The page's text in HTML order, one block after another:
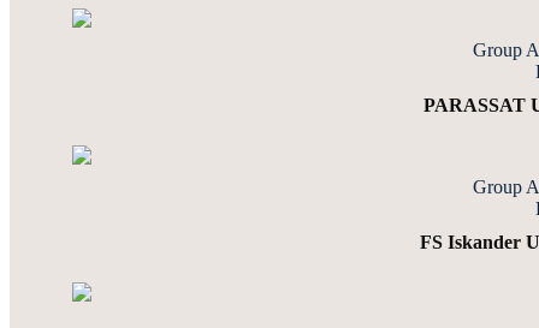
Group
PARASSAT
Group
FS Iskander